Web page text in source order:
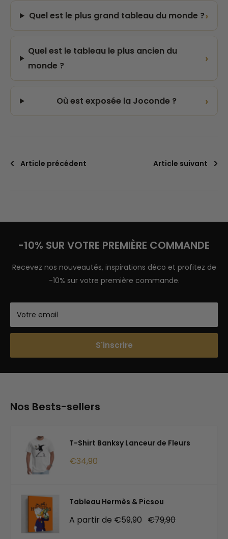
Quel est le plus grand tableau du monde ?›
Quel est le tableau le plus ancien du
monde ?
›
Où est exposée la Joconde ? ›
Article précédent Article suivant
-10% SUR VOTRE PREMIÈRE COMMANDE
Recevez nos nouveautés, inspirations déco et profitez de
-10% sur votre première commande.
Votre email
S'inscrire
Nos Bests-sellers
T-Shirt Banksy Lanceur de Fleurs
Prix
réduit
€34,90
Tableau Hermès & Picsou
Prix
réduit
A partir de €59,90 Prix
normal
€79,90